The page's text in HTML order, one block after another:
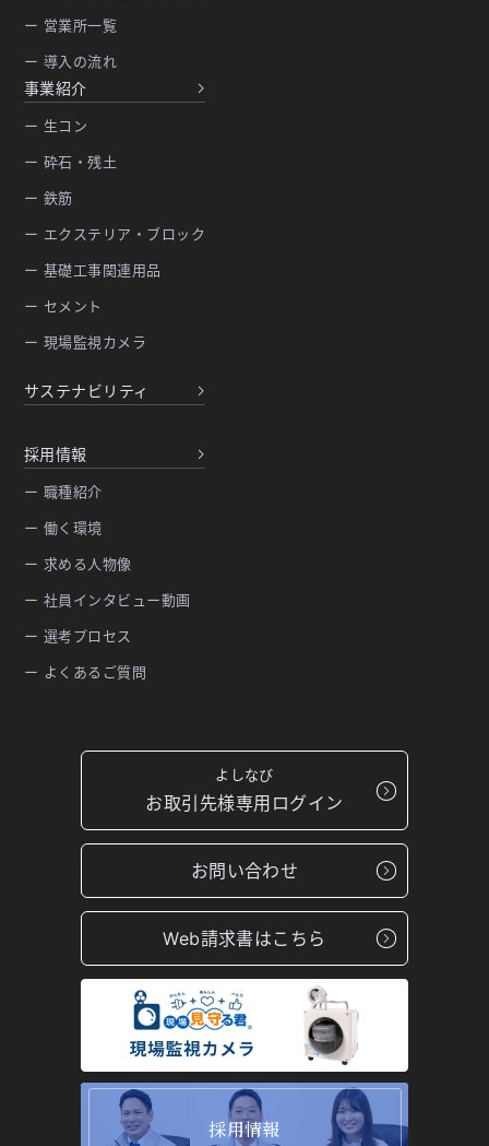
ー 営業所一覧
ー 導入の流れ
事業紹介
ー 生コン
ー 砕石・残土
ー 鉄筋
ー エクステリア・ブロック
ー 基礎工事関連用品
ー セメント
ー 現場監視カメラ
サステナビリティ
採用情報
ー 職種紹介
ー 働く環境
ー 求める人物像
ー 社員インタビュー動画
ー 選考プロセス
ー よくあるご質問
よしなび
お取引先様専用ログイン
お問い合わせ
Web請求書はこちら
採用情報